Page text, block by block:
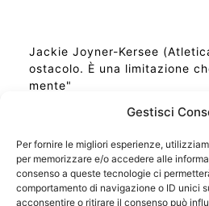
Gestisci
Per fornire le migliori esperienze,
per memorizzare e/o accedere alle
consenso a queste tecnologie ci
comportamento di navigazione o ID unici
acconsentire o ritirare il consenso può
Jackie Joyner-Kersee
ostacolo. È una limitazione
mente"
Ora Esatta in Italia in questo
Ti Senti Strano Ultimamente?
la Risonanza di Schumann